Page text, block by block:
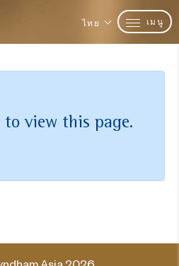
ไทย เมนู
to view this page.
Asia 2026